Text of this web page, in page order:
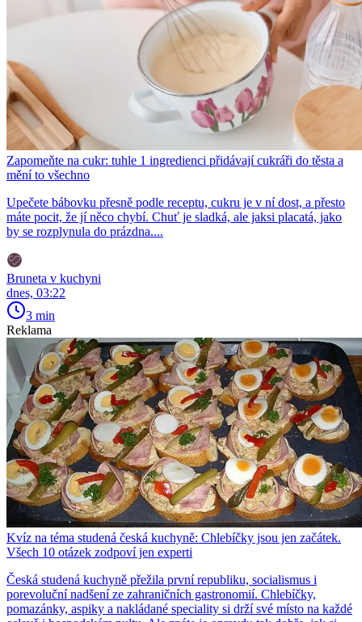
Zapomeňte na cukr: tuhle 1 ingredienci přidávají cukráři do těsta a
mění to všechno
Upečete bábovku přesně podle receptu, cukru je v ní dost, a přesto
máte pocit, že jí něco chybí. Chuť je sladká, ale jaksi placatá, jako
by se rozplynula do prázdna....
Bruneta v kuchyni
dnes, 03:22
3 min
Reklama
Kvíz na téma studená česká kuchyně: Chlebíčky jsou jen začátek.
Všech 10 otázek zodpoví jen experti
Česká studená kuchyně přežila první republiku, socialismus i
porevoluční nadšení ze zahraničních gastronomií. Chlebíčky,
pomazánky, aspiky a nakládané speciality si drží své místo na každé